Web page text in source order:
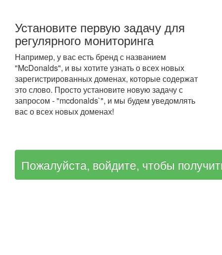
Установите первую задачу для
регулярного мониторинга
Например, у вас есть бренд с названием
"McDonalds", и вы хотите узнать о всех новых
зарегистрированных доменах, которые содержат
это слово. Просто установите новую задачу с
запросом - "mcdonalds`", и мы будем уведомлять
вас о всех новых доменах!
Пожалуйста, войдите, чтобы